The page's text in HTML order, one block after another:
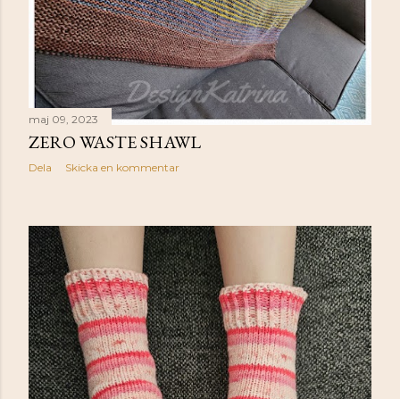
maj 09, 2023
ZERO WASTE SHAWL
Dela Skicka en kommentar